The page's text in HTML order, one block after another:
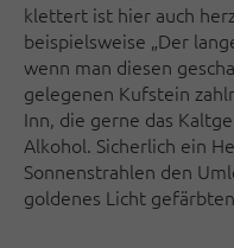
klettert ist hier auch
beispielsweise „Der
wenn man diesen
gelegenen Kufstein
Inn, die gerne das
Alkohol. Sicherlich ein
Sonnenstrahlen den
goldenes Licht